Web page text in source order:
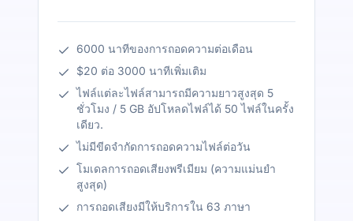
6000 นาทีของการถอดความต่อเดือน
$20 ต่อ 3000 นาทีเพิ่มเติม
ไฟล์แต่ละไฟล์สามารถมีความยาวสูงสุด 5
ชั่วโมง / 5 GB อัปโหลดไฟล์ได้ 50 ไฟล์ในครั้ง
เดียว.
ไม่มีขีดจำกัดการถอดความไฟล์ต่อวัน
โมเดลการถอดเสียงพรีเมียม (ความแม่นยำ
สูงสุด)
การถอดเสียงมีให้บริการใน 63 ภาษา